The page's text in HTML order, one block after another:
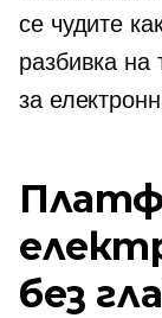
се чудите
разбивка на
за
без